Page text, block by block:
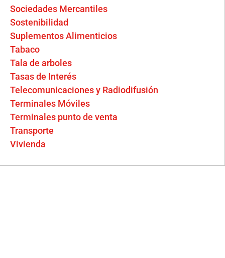
Sociedades Mercantiles
Sostenibilidad
Suplementos Alimenticios
Tabaco
Tala de arboles
Tasas de Interés
Telecomunicaciones y Radiodifusión
Terminales Móviles
Terminales punto de venta
Transporte
Vivienda